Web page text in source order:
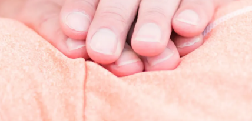
・資格取得
・コアチューニングオンラインcafé
・コアチューニングオンラインlabo
受講者の声一覧